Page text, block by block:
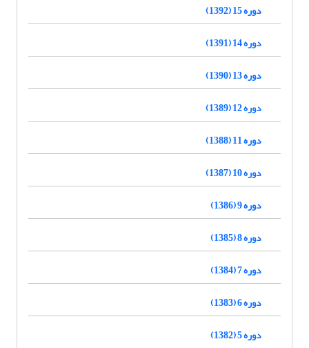
دوره 15 (1392)
دوره 14 (1391)
دوره 13 (1390)
دوره 12 (1389)
دوره 11 (1388)
دوره 10 (1387)
دوره 9 (1386)
دوره 8 (1385)
دوره 7 (1384)
دوره 6 (1383)
دوره 5 (1382)